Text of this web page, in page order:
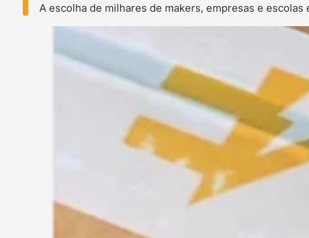
A escolha de milhares de makers, empresas e escolas